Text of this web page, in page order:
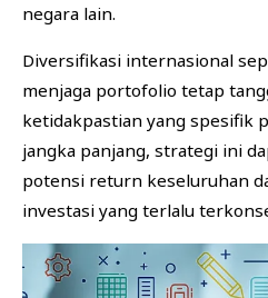
negara lain.
Diversifikasi internasional
menjaga portofolio tetap
ketidakpastian yang spesifik
jangka panjang, strategi ini
potensi return keseluruhan
investasi yang terlalu